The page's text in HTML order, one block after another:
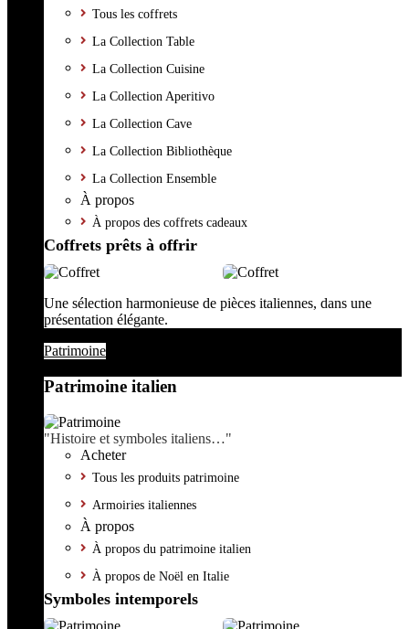
Tous les coffrets
La Collection Table
La Collection Cuisine
La Collection Aperitivo
La Collection Cave
La Collection Bibliothèque
La Collection Ensemble
À propos
À propos des coffrets cadeaux
Coffrets prêts à offrir
Une sélection harmonieuse de pièces italiennes, dans une
présentation élégante.
Patrimoine
Patrimoine italien
"Histoire et symboles italiens…"
Acheter
Tous les produits patrimoine
Armoiries italiennes
À propos
À propos du patrimoine italien
À propos de Noël en Italie
Symboles intemporels